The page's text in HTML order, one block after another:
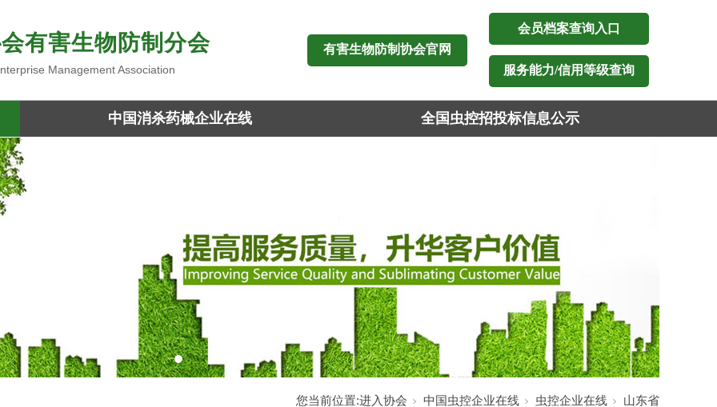
有害生物防制分会 有害生物防制协会官网
Management Association 服务能力/信用等级查询
会员档案查询入口
中国消杀药械企业在线 全国虫控招投标信息公示
您当前位置:进入协会 中国虫控企业在线 虫控企业在线 山东省